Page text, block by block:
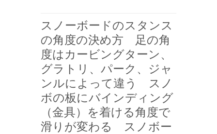
スノーボードのスタンス
の角度の決め方 足の角
度はカービングターン、
グラトリ、パーク、ジャ
ンルによって違う スノ
ボの板にバインディング
（金具）を着ける角度で
滑りが変わる スノボー